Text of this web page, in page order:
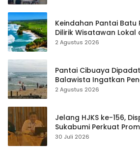
Keindahan Pantai Batu
Dilirik Wisatawan Lokal
2 Agustus 2026
Pantai Cibuaya
Balawista Ingatkan
Waspada
2 Agustus 2026
Jelang HJKS ke-156,
Sukabumi Perkuat
Publikasi Digital
30 Juli 2026